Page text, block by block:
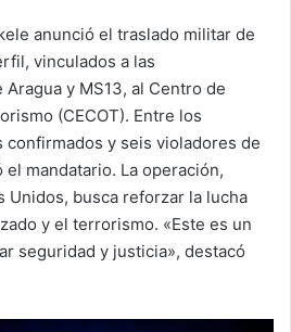
anunció el traslado militar de
vinculados a las
y MS13, al Centro de
(CECOT). Entre los
confirmados y seis violadores de
mandatario. La operación,
Unidos, busca reforzar la lucha
y el terrorismo. «Este es un
seguridad y justicia», destacó